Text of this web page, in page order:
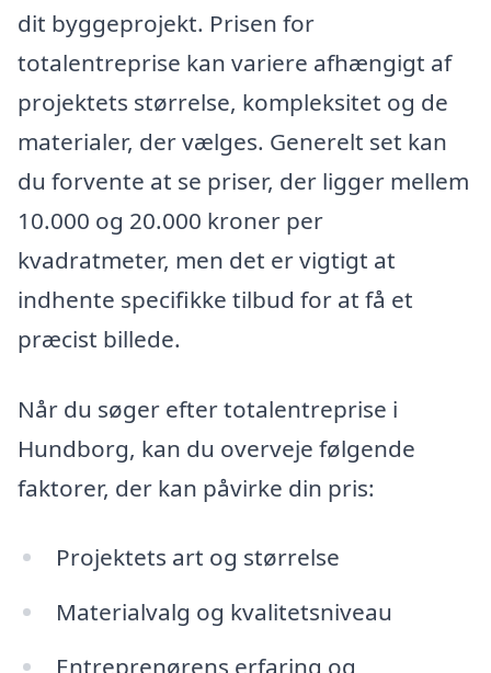
dit byggeprojekt. Prisen for
totalentreprise kan variere afhængigt af
projektets størrelse, kompleksitet og de
materialer, der vælges. Generelt set kan
du forvente at se priser, der ligger mellem
10.000 og 20.000 kroner per
kvadratmeter, men det er vigtigt at
indhente specifikke tilbud for at få et
præcist billede.
Når du søger efter totalentreprise i
Hundborg, kan du overveje følgende
faktorer, der kan påvirke din pris:
Projektets art og størrelse
Materialvalg og kvalitetsniveau
Entreprenørens erfaring og